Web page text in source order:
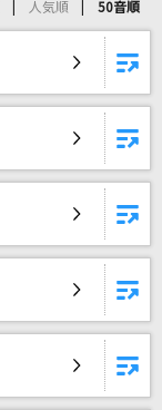
人気順 50音順